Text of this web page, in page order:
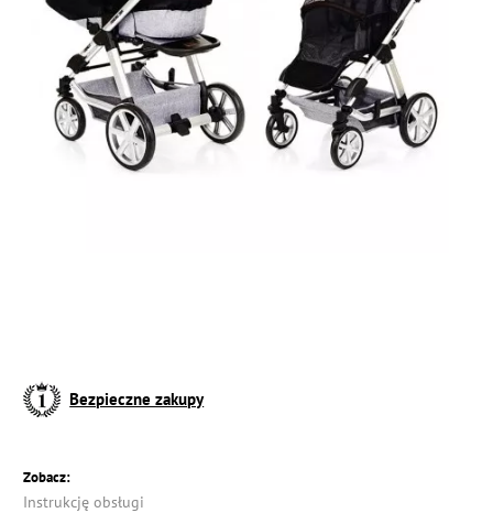
Bezpieczne zakupy
Zobacz:
Instrukcję obsługi